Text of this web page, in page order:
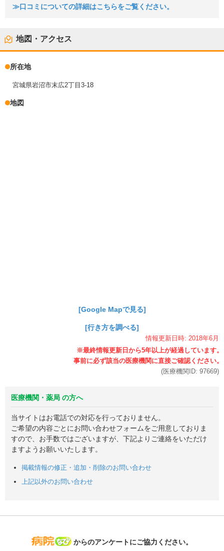
≫口コミについての詳細はこちらをご覧ください。
地図・アクセス
所在地
宮城県岩沼市末広2丁目3-18
地図
[Google Mapで見る]
[行き方を調べる]
情報更新日時: 2018年6月
(医療機関ID: 97669)
医療機関・薬局 の方へ
当サイトはお電話での対応を行っておりません。
ご希望の内容ごとにお問い合わせフォームをご用意しておりま
すので、お手数ではございますが、下記よりご連絡をいただけ
ますようお願いいたします。
掲載情報の修正・追加・削除のお問い合わせ
上記以外のお問い合わせ
病院なび
からのアンケートにご協力ください。